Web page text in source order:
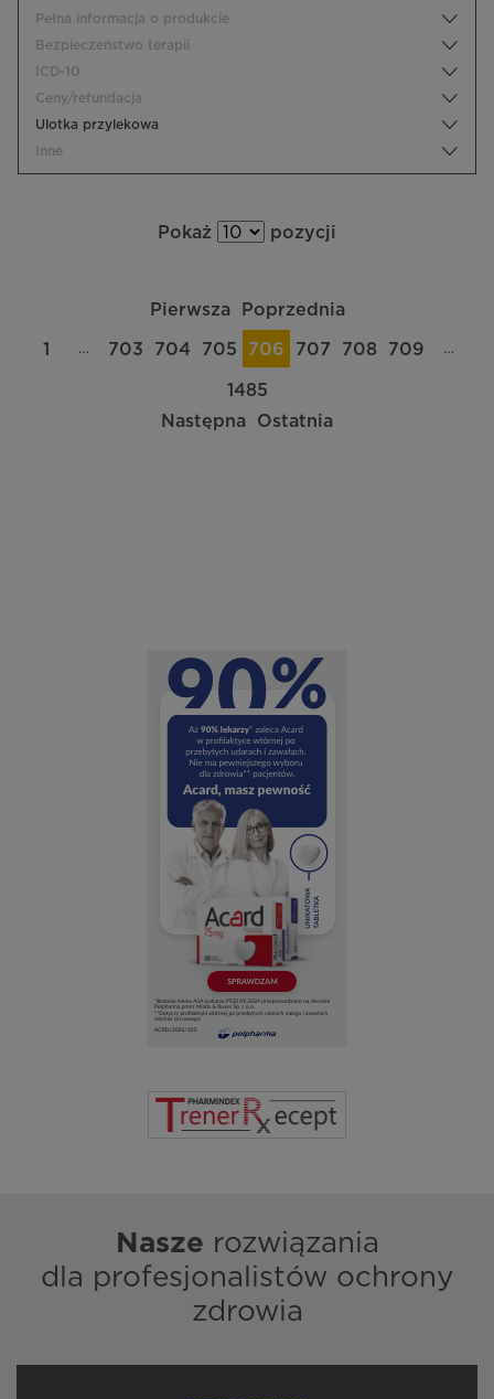
Pełna informacja o produkcie
Bezpieczeństwo terapii
ICD-10
Ceny/refundacja
Ulotka przylekowa
Inne
Pokaż pozycji
Pierwsza Poprzednia
1 … 703 704 705 706 707 708 709 …
1485
Następna
Ostatnia
Nasze rozwiązania
dla profesjonalistów ochrony
zdrowia